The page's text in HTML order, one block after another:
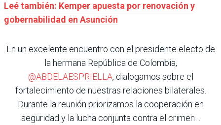
Leé también: Kemper apuesta por renovación y
gobernabilidad en Asunción
En un excelente encuentro con el presidente electo de
la hermana República de Colombia,
@ABDELAESPRIELLA, dialogamos sobre el
fortalecimiento de nuestras relaciones bilaterales.
Durante la reunión priorizamos la cooperación en
seguridad y la lucha conjunta contra el crimen…